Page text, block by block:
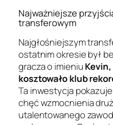
Najważniejsze
transferowym
Najgłośniejszym
ostatnim okresie był
gracza o imieniu
kosztowało klub
Ta inwestycja
chęć wzmocnienia
utalentowanego